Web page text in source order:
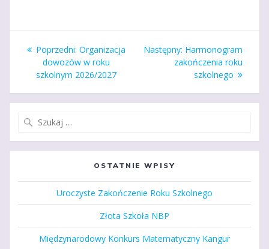
Nawigacja
wpisu
Poprzedni: Poprzedni
wpis:
Organizacja
dowozów w roku
szkolnym 2026/2027
Następny: Następny
wpis:
Harmonogram
zakończenia roku
szkolnego
OSTATNIE WPISY
Uroczyste Zakończenie Roku Szkolnego
Złota Szkoła NBP
Międzynarodowy Konkurs Matematyczny Kangur